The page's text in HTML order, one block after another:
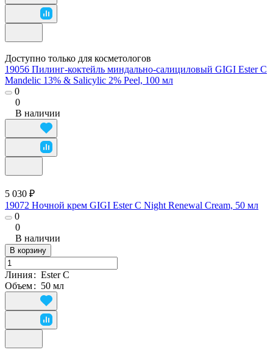
Доступно только для косметологов
19056 Пилинг-коктейль миндально-салициловый GIGI Ester C
Mandelic 13% & Salicylic 2% Peel, 100 мл
0
0
В наличии
5 030 ₽
19072 Ночной крем GIGI Ester C Night Renewal Cream, 50 мл
0
0
В наличии
В корзину
Линия: Ester C
Объем: 50 мл